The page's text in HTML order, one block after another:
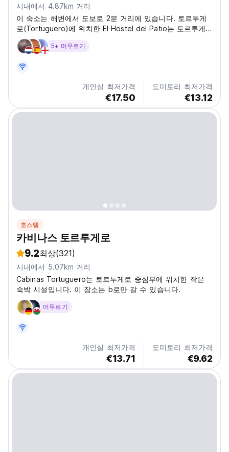
시내에서 4.87km 거리
이 숙소는 해변에서 도보로 2분 거리에 있습니다. 토르투게
로(Tortuguero)에 위치한 El Hostel del Patio는 토르투게
로 해변(Tortuguero Beach)에서 도보로 2분 거리에 있는
해변 숙소이며, 레스토랑, 바, 정원 등의 시설을 갖추고 있습
5+ 머무르기
개인실 최저가격
€17.50
도미토리 최저가격
€13.12
호스텔
카비나스 토르투게로
9.2최상(321)
시내에서 5.07km 거리
Cabinas Tortuguero는 토르투게로 중심부에 위치한 작은
숙박 시설입니다. 이 장소는 b로만 갈 수 있습니다.
머무르기
개인실 최저가격
€13.71
도미토리 최저가격
€9.62